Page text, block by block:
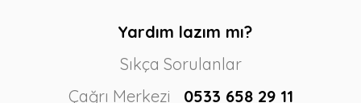
Yardım lazım mı?
Sıkça Sorulanlar
Çağrı Merkezi
0533 658 29 11